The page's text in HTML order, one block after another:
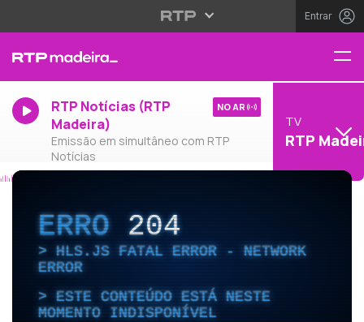
Entrar
RTP Notícias (RTP
Madeira)
Emissão em simultâneo com RTP
Notícias
NO AR
TV
RTP
ERRO204
HLS.JS FATAL ERROR - NETWORK
ERROR
ESTE CONTEÚDO ESTÁ NESTE
MOMENTO INDISPONÍVEL